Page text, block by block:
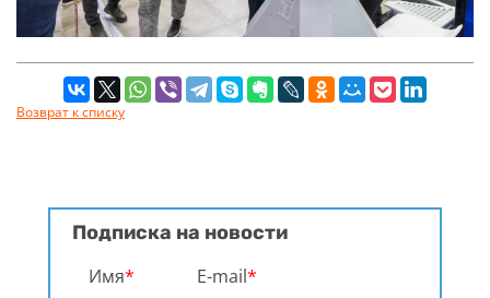
Возврат к списку
Подписка на новости
Имя* E-mail*